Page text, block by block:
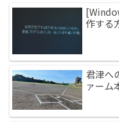
作する
君津へ
ァーム